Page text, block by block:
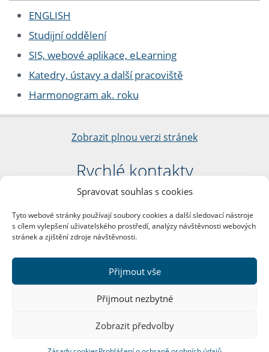
Spravovat souhlas s cookies
Tyto webové stránky používají soubory cookies a další sledovací nástroje
s cílem vylepšení uživatelského prostředí, analýzy návštěvnosti webových
stránek a zjištění zdroje návštěvnosti.
Přijmout vše
Přijmout nezbytné
Zobrazit předvolby
ENGLISH
Studijní oddělení
SIS, webové aplikace, eLearning
Katedry, ústavy a další pracoviště
Harmonogram ak. roku
Zobrazit plnou verzi stránek
Rychlé kontakty
Filozofická fakulta
nám. Jana Palacha 1/2
116 38 Praha 1
DIČ: CZ00216208
Další kontakty